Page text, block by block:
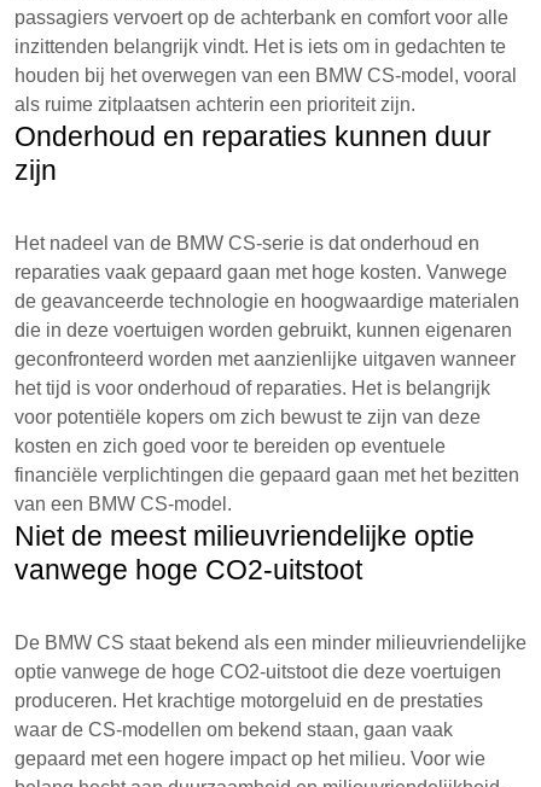
passagiers vervoert op de achterbank en comfort voor alle
inzittenden belangrijk vindt. Het is iets om in gedachten te
houden bij het overwegen van een BMW CS-model, vooral
als ruime zitplaatsen achterin een prioriteit zijn.
Onderhoud en reparaties kunnen duur
zijn
Het nadeel van de BMW CS-serie is dat onderhoud en
reparaties vaak gepaard gaan met hoge kosten. Vanwege
de geavanceerde technologie en hoogwaardige materialen
die in deze voertuigen worden gebruikt, kunnen eigenaren
geconfronteerd worden met aanzienlijke uitgaven wanneer
het tijd is voor onderhoud of reparaties. Het is belangrijk
voor potentiële kopers om zich bewust te zijn van deze
kosten en zich goed voor te bereiden op eventuele
financiële verplichtingen die gepaard gaan met het bezitten
van een BMW CS-model.
Niet de meest milieuvriendelijke optie
vanwege hoge CO2-uitstoot
De BMW CS staat bekend als een minder milieuvriendelijke
optie vanwege de hoge CO2-uitstoot die deze voertuigen
produceren. Het krachtige motorgeluid en de prestaties
waar de CS-modellen om bekend staan, gaan vaak
gepaard met een hogere impact op het milieu. Voor wie